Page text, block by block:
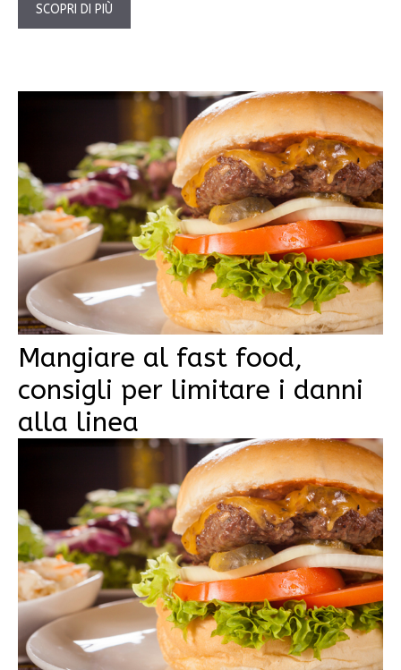
SCOPRI DI PIÙ
Mangiare al fast food,
consigli per limitare i danni
alla linea